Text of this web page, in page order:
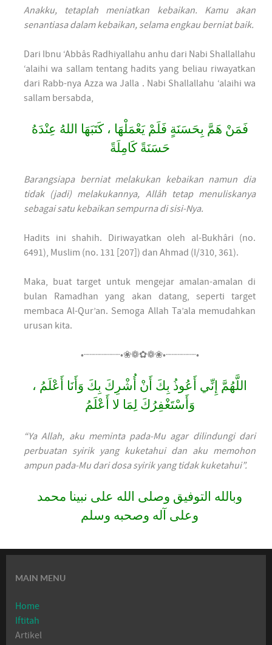
Anakku, tetaplah meniatkan kebaikan. Kamu akan
senantiasa dalam kebaikan, selama engkau berniat baik.
Dari Ibnu ‘Abbâs Radhiyallahu anhu dari Nabi Shallallahu
‘alaihi wa sallam tentang hadits yang beliau riwayatkan
dari Rabb-nya Azza wa Jalla . Nabi Shallallahu ‘alaihi wa
sallam bersabda,
فَمَنْ هَمَّ بِحَسَنَةٍ فَلَمْ يَعْمَلْهَا ، كَتَبَهَا اللهُ عِنْدَهُ
حَسَنَةً كَامِلَةً
Barangsiapa berniat melakukan kebaikan namun dia
tidak (jadi) melakukannya, Allâh tetap menuliskanya
sebagai satu kebaikan sempurna di sisi-Nya.
Hadits ini shahih. Diriwayatkan oleh al-Bukhâri (no.
6491), Muslim (no. 131 [207]) dan Ahmad (I/310, 361).
Maka, buat target untuk mengejar amalan-amalan di
bulan Ramadhan yang akan datang, seperti target
membaca Al-Qur’an. Semoga Allah Ta’ala memudahkan
urusan kita.
•┈┈┈┈┈┈•❀❁✿❁❀•┈┈┈┈┈•
اللَّهُمَّ إِنِّي أَعُوذُ بِكَ أَنْ أُشْرِكَ بِكَ وَأَنَا أَعْلَمُ ،
وَأَسْتَغْفِرُكَ لِمَا لا أَعْلَمُ
“Ya Allah, aku meminta pada-Mu agar dilindungi dari
perbuatan syirik yang kuketahui dan aku memohon
ampun pada-Mu dari dosa syirik yang tidak kuketahui”.
وبالله التوفيق وصلى الله على نبينا محمد
وعلى آله وصحبه وسلم
MAIN MENU
Home
Iftitah
Artikel